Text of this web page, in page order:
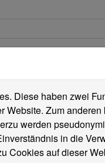
Diese haben zwei
Website. Zum
werden
in die
Cookies auf dieser